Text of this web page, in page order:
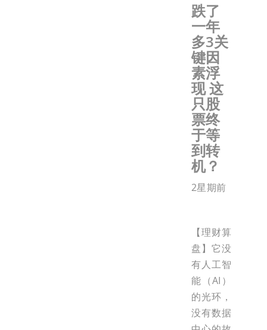
跌了
一年
多3关
键因
素浮
现 这
只股
票终
于等
到转
机？
2星期前
【理财算
盘】它没
有人工智
能（AI）
的光环，
没有数据